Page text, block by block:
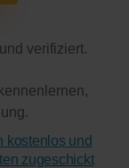
verifiziert.
kostenlos und
zugeschickt